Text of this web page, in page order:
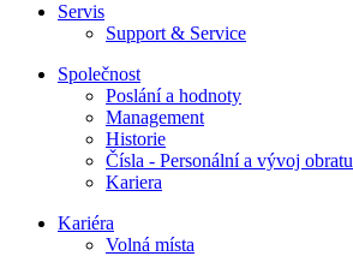
Servis
Support & Service
Společnost
Poslání a hodnoty
Management
Historie
Čísla - Personální a vývoj obratu
Kariera
Kariéra
Volná místa